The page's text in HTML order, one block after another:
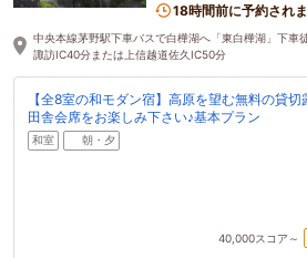
18時間前に予約され
中央本線茅野駅下車バスで白樺湖へ「東白樺湖」下
諏訪IC40分または上信越道佐久IC50分
【全8室の和モダン宿】高原を望む無料の貸
田舎会席をお楽しみ下さい♪基本プラン
和室 朝・夕
40,000スコア～